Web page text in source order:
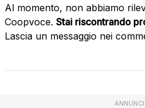
Al momento, non abbiamo
Coopvoce. Stai riscontrando
Lascia un messaggio nei